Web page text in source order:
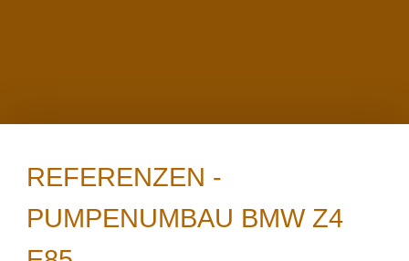
REFERENZEN -
PUMPENUMBAU BMW Z4